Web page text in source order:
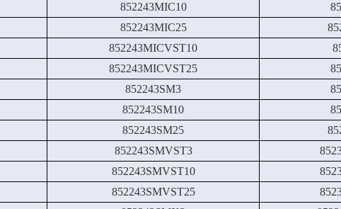
852243MIC10
852243MIC25
852243MICVST10
852243MICVST25
852243SM3
852243SM10
852243SM25
852243SMVST3
852243SMVST10
852243SMVST25